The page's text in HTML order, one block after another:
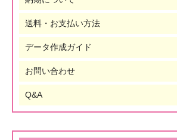
送料・お支払い方法
データ作成ガイド
お問い合わせ
Q&A